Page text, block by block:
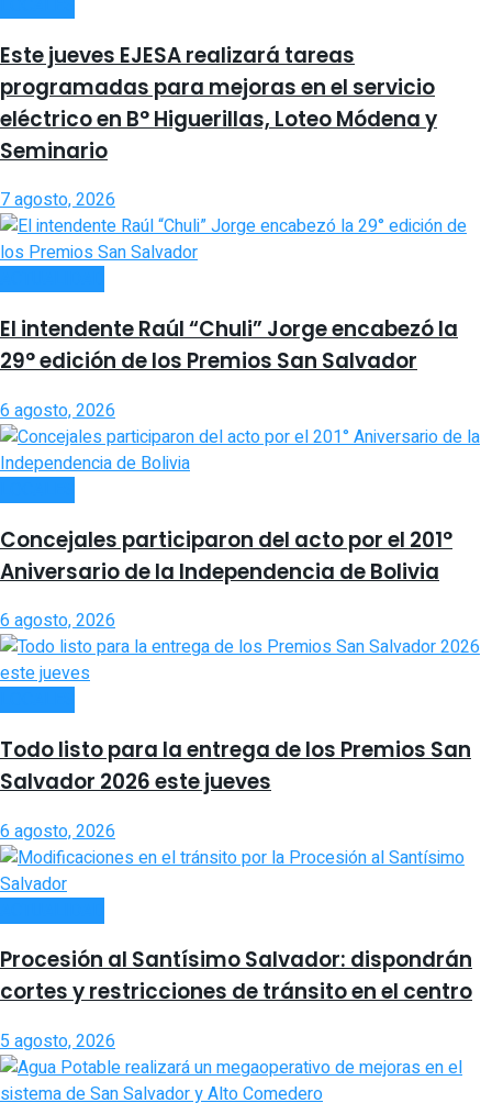
Este jueves EJESA realizará tareas
programadas para mejoras en el servicio
eléctrico en B° Higuerillas, Loteo Módena y
Seminario
7 agosto, 2026
El intendente Raúl “Chuli” Jorge encabezó la
29° edición de los Premios San Salvador
6 agosto, 2026
Concejales participaron del acto por el 201°
Aniversario de la Independencia de Bolivia
6 agosto, 2026
Todo listo para la entrega de los Premios San
Salvador 2026 este jueves
6 agosto, 2026
Procesión al Santísimo Salvador: dispondrán
cortes y restricciones de tránsito en el centro
5 agosto, 2026